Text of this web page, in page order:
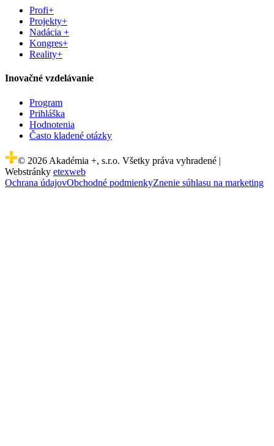
Profi+
Projekty+
Nadácia +
Kongres+
Reality+
Inovačné vzdelávanie
Program
Prihláška
Hodnotenia
Často kladené otázky
© 2026 Akadémia +, s.r.o. Všetky práva vyhradené |
Webstránky etexweb
Ochrana údajovObchodné podmienkyZnenie súhlasu na marketing